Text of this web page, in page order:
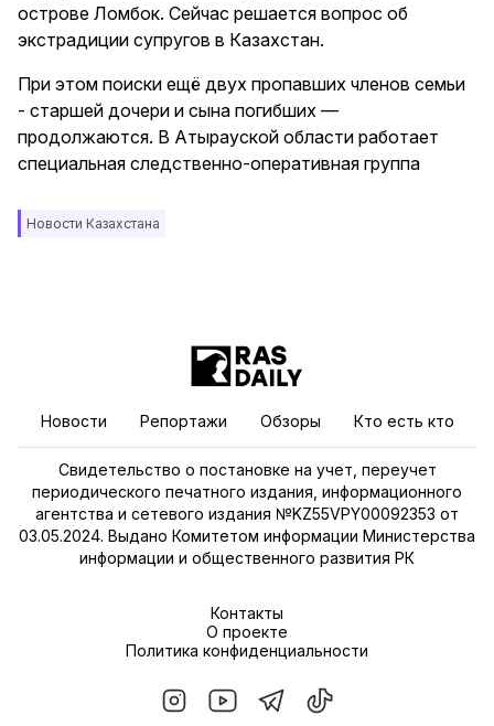
острове Ломбок. Сейчас решается вопрос об
экстрадиции супругов в Казахстан.
При этом поиски ещё двух пропавших членов семьи
- старшей дочери и сына погибших —
продолжаются. В Атырауской области работает
специальная следственно-оперативная группа
Новости Казахстана
Новости Репортажи Обзоры Кто есть кто
Свидетельство о постановке на учет, переучет
периодического печатного издания, информационного
агентства и сетевого издания №KZ55VPY00092353 от
03.05.2024. Выдано Комитетом информации Министерства
информации и общественного развития РК
Контакты
О проекте
Политика конфиденциальности